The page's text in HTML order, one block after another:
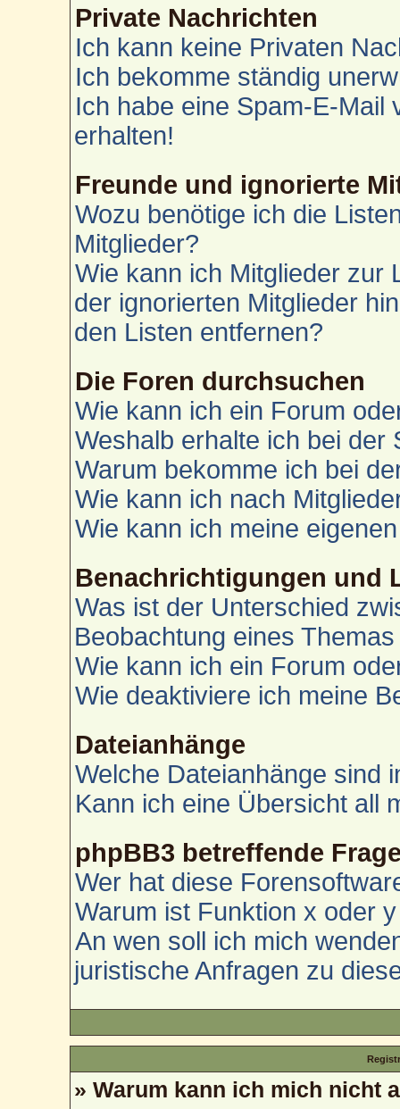
Private Nachrichten
Ich kann keine Privaten
Ich bekomme ständig
Ich habe eine Spam-E-Mail
erhalten!
Freunde und ignorierte
Wozu benötige ich die
Mitglieder?
Wie kann ich Mitglieder zur
der ignorierten Mitglieder
den Listen entfernen?
Die Foren durchsuchen
Wie kann ich ein Forum
Weshalb erhalte ich bei der
Warum bekomme ich bei
Wie kann ich nach
Wie kann ich meine
Benachrichtigungen und
Was ist der Unterschied
Beobachtung eines
Wie kann ich ein Forum
Wie deaktiviere ich meine
Dateianhänge
Welche Dateianhänge sind
Kann ich eine Übersicht all
phpBB3 betreffende
Wer hat diese
Warum ist Funktion x oder
An wen soll ich mich
juristische Anfragen zu
» Warum kann ich mich nicht